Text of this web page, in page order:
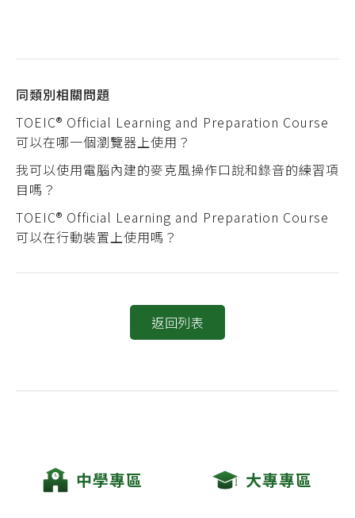
同類別相關問題
TOEIC® Official Learning and Preparation Course
可以在哪一個瀏覽器上使用？
我可以使用電腦內建的麥克風操作口說和錄音的練習項
目嗎？
TOEIC® Official Learning and Preparation Course
可以在行動裝置上使用嗎？
返回列表
中學專區 大專專區